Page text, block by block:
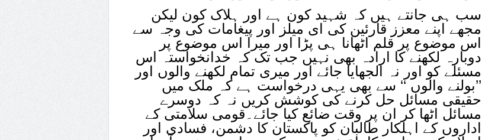
سب ہی جانتے ہیں کہ شہید کون ہے اور ہلاک کون لیکن
مجھے اپنے معزز قارئین کی ای میلز اور پیغامات کی وجہ سے
اس موضوع پر قلم اٹھانا ہی پڑا اور میرا اس موضوع پر
دوبارہ لکھنے کا ارادہ بھی نہیں جب تک کہ خدانخواستہ اس
مسئلے کو اور نہ الجھایا جائے اور میری تمام لکھنے والوں اور
’’بولنے والوں ‘‘ سے بھی یہی درخواست ہے کہ ملک میں
حقیقی مسائل حل کرنے کی کوشش کریں نہ کہ دوسرے
مسائل اٹھا کر ان پر وقت ضائع کیا جائے۔قومی سلامتی کے
اداروں کے اہلکار طالبان کو پاکستان کا دشمن، فسادی اور